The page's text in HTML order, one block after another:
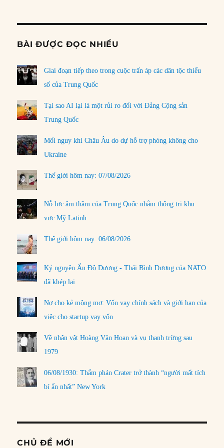
BÀI ĐƯỢC ĐỌC NHIỀU
Giai đoạn tiếp theo trong cuộc trấn áp các dân tộc thiểu
số của Trung Quốc
Tại sao AI lại là một rủi ro đối với Đảng Cộng sản
Trung Quốc
Mối nguy khi Châu Âu do dự hỗ trợ phòng không cho
Ukraine
Thế giới hôm nay: 07/08/2026
Nỗ lực âm thầm của Trung Quốc nhằm thống trị khu
vực Mỹ Latinh
Thế giới hôm nay: 06/08/2026
Kỷ nguyên Ấn Độ Dương - Thái Bình Dương của NATO
đã khép lại
Nợ cho kẻ mộng mơ: Vốn vay chính sách và giới hạn của
việc cho startup vay vốn
Về nhân vật Hoàng Văn Hoan và vụ thanh trừng sau
1979
06/08/1930: Thẩm phán Crater trở thành “người mất tích
bí ẩn nhất” New York
CHỦ ĐỀ MỚI